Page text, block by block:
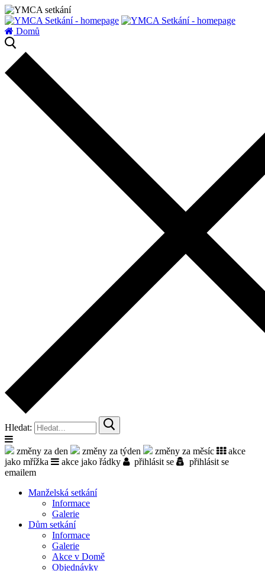
Domů
Hledat:
změny za den změny za týden změny za měsíc
akce
jako mřížka
akce jako řádky přihlásit se
přihlásit se
emailem
Manželská setkání
Informace
Galerie
Dům setkání
Informace
Galerie
Akce v Domě
Objed­návky
zatížení serveru